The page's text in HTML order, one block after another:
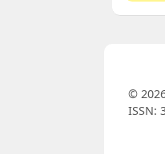
©
ISSN: